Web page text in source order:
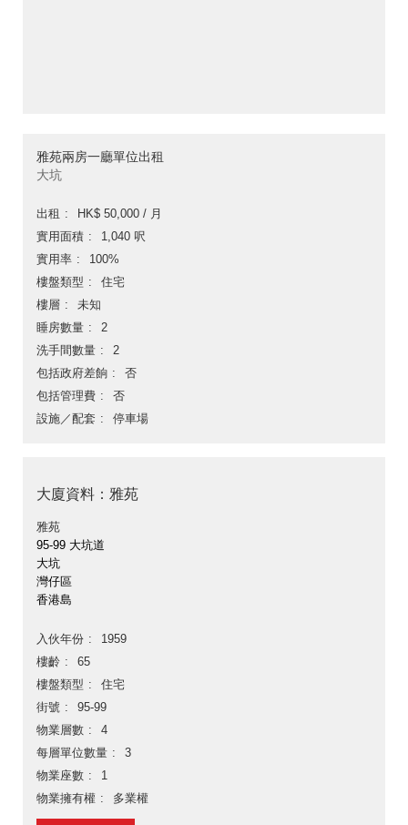
雅苑兩房一廳單位出租
大坑
出租
HK$ 50,000 / 月
實用面積
1,040 呎
實用率
100%
樓盤類型
住宅
樓層
未知
睡房數量
2
洗手間數量
2
包括政府差餉
否
包括管理費
否
設施／配套
停車場
大廈資料：雅苑
雅苑
95-99 大坑道
大坑
灣仔區
香港島
入伙年份
1959
樓齡
65
樓盤類型
住宅
街號
95-99
物業層數
4
每層單位數量
3
物業座數
1
物業擁有權
多業權